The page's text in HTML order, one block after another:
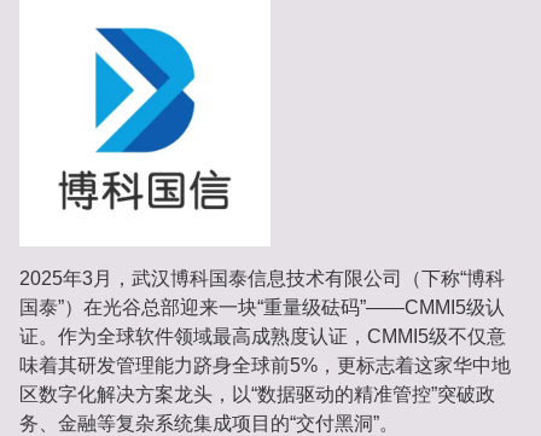
2025年3月，武汉博科国泰信息技术有限公司（下称“博科
国泰”）在光谷总部迎来一块“重量级砝码”——‌CMMI5级认
证‌。作为全球软件领域最高成熟度认证，CMMI5级不仅意
味着其研发管理能力跻身全球前5%，更标志着这家华中地
区数字化解决方案龙头，以“数据驱动的精准管控”突破政
务、金融等复杂系统集成项目的“交付黑洞”。